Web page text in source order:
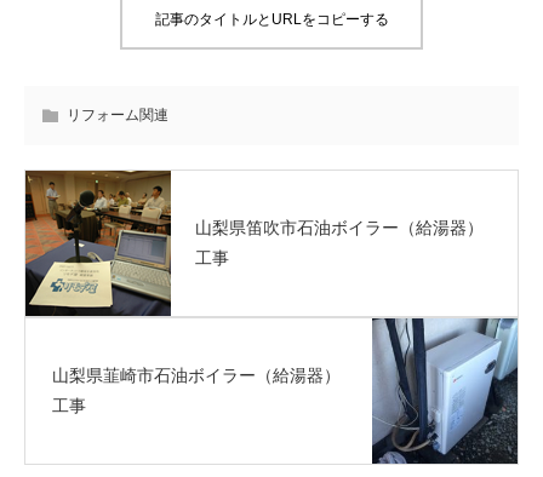
記事のタイトルとURLをコピーする
リフォーム関連
山梨県笛吹市石油ボイラー（給湯器）
工事
山梨県韮崎市石油ボイラー（給湯器）
工事